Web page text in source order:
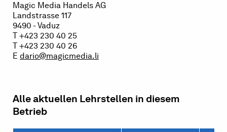
Magic Media Handels AG
Landstrasse 117
9490 - Vaduz
T +423 230 40 25
T +423 230 40 26
E dario@magicmedia.li
Alle aktuellen Lehrstellen in diesem
Betrieb